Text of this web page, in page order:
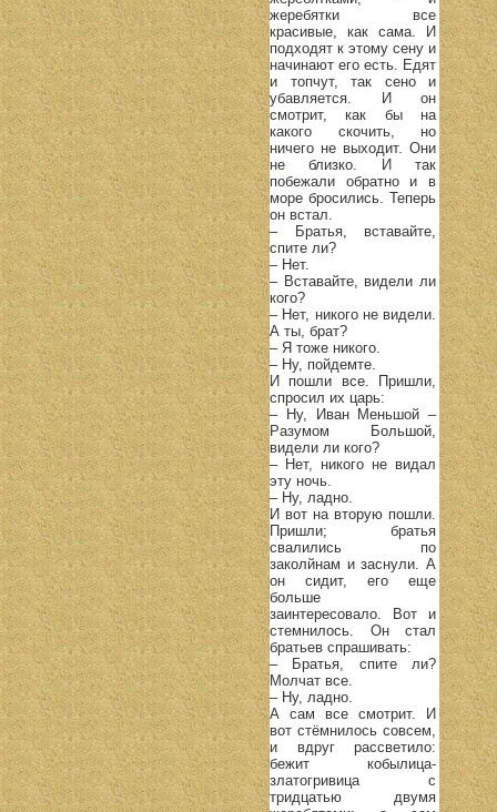
жеребятки все
красивые, как сама. И
подходят к этому сену и
начинают его есть. Едят
и топчут, так сено и
убавляется. И он
смотрит, как бы на
какого скочить, но
ничего не выходит. Они
не близко. И так
побежали обратно и в
море бросились. Теперь
он встал.
– Братья, вставайте,
спите ли?
– Нет.
– Вставайте, видели ли
кого?
– Нет, никого не видели.
А ты, брат?
– Я тоже никого.
– Ну, пойдемте.
И пошли все. Пришли,
спросил их царь:
– Ну, Иван Меньшой –
Разумом Большой,
видели ли кого?
– Нет, никого не видал
эту ночь.
– Ну, ладно.
И вот на вторую пошли.
Пришли; братья
свалились по
заколйнам и заснули. А
он сидит, его еще
больше
заинтересовало. Вот и
стемнилось. Он стал
братьев спрашивать:
– Братья, спите ли?
Молчат все.
– Ну, ладно.
А сам все смотрит. И
вот стёмнилось совсем,
и вдруг рассветило:
бежит кобылица-
златогривица с
тридцатью двумя